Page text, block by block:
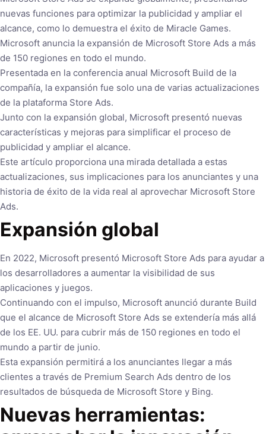
nuevas funciones para optimizar la publicidad y ampliar el
alcance, como lo demuestra el éxito de Miracle Games.
Microsoft anuncia la expansión de Microsoft Store Ads a más
de 150 regiones en todo el mundo.
Presentada en la conferencia anual Microsoft Build de la
compañía, la expansión fue solo una de varias actualizaciones
de la plataforma Store Ads.
Junto con la expansión global, Microsoft presentó nuevas
características y mejoras para simplificar el proceso de
publicidad y ampliar el alcance.
Este artículo proporciona una mirada detallada a estas
actualizaciones, sus implicaciones para los anunciantes y una
historia de éxito de la vida real al aprovechar Microsoft Store
Ads.
Expansión global
En 2022, Microsoft presentó Microsoft Store Ads para ayudar a
los desarrolladores a aumentar la visibilidad de sus
aplicaciones y juegos.
Continuando con el impulso, Microsoft anunció durante Build
que el alcance de Microsoft Store Ads se extendería más allá
de los EE. UU. para cubrir más de 150 regiones en todo el
mundo a partir de junio.
Esta expansión permitirá a los anunciantes llegar a más
clientes a través de Premium Search Ads dentro de los
resultados de búsqueda de Microsoft Store y Bing.
Nuevas herramientas: